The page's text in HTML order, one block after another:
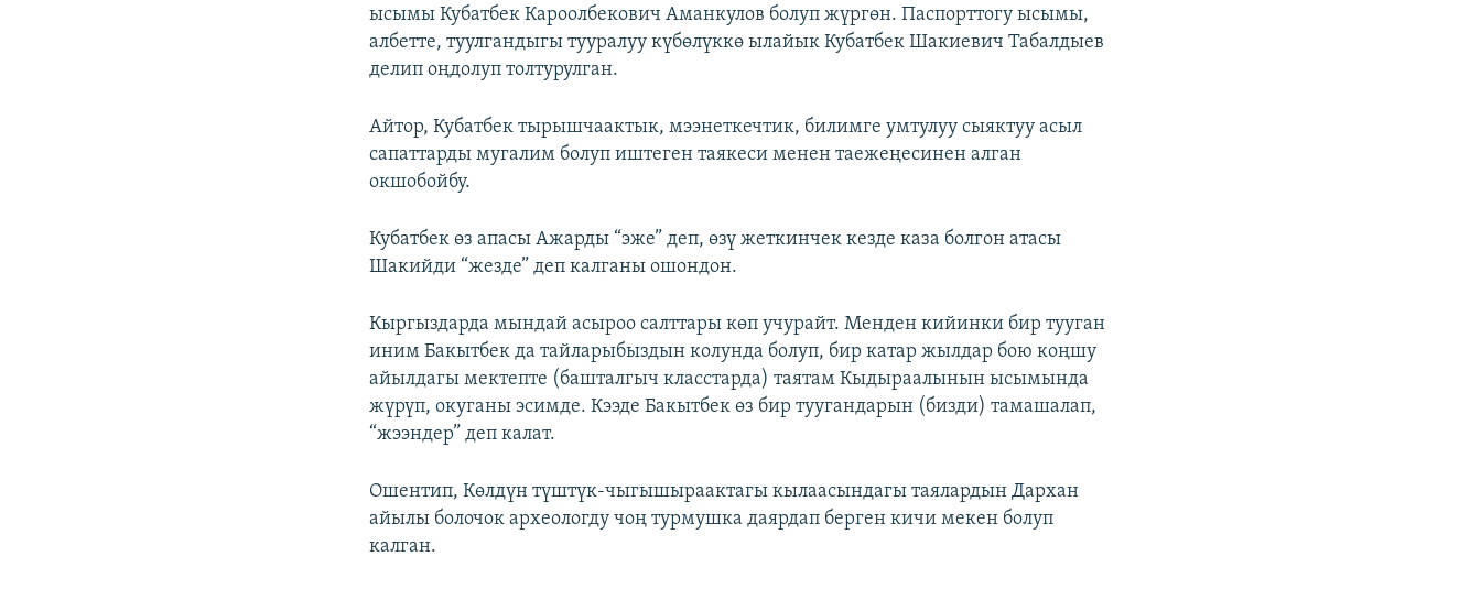
ысымы Кубатбек Кароолбекович Аманкулов болуп жүргөн. Паспорттогу ысымы,
албетте, туулгандыгы тууралуу күбөлүккө ылайык Кубатбек Шакиевич Табалдыев
делип оңдолуп толтурулган.
Айтор, Кубатбек тырышчаактык, мээнеткечтик, билимге умтулуу сыяктуу асыл
сапаттарды мугалим болуп иштеген таякеси менен таежеңесинен алган
окшобойбу.
Кубатбек өз апасы Ажарды “эже” деп, өзү жеткинчек кезде каза болгон атасы
Шакийди “жезде” деп калганы ошондон.
Кыргыздарда мындай асыроо салттары көп учурайт. Менден кийинки бир тууган
иним Бакытбек да тайларыбыздын колунда болуп, бир катар жылдар бою коңшу
айылдагы мектепте (башталгыч класстарда) таятам Кыдыраалынын ысымында
жүрүп, окуганы эсимде. Кээде Бакытбек өз бир туугандарын (бизди) тамашалап,
“жээндер” деп калат.
Ошентип, Көлдүн түштүк-чыгышыраактагы кылаасындагы таялардын Дархан
айылы болочок археологду чоң турмушка даярдап берген кичи мекен болуп
калган.